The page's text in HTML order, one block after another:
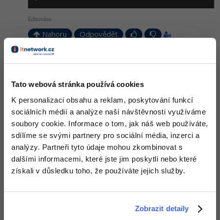
Tato webová stránka používá cookies
K personalizaci obsahu a reklam, poskytování funkcí
sociálních médií a analýze naší návštěvnosti využíváme
soubory cookie. Informace o tom, jak náš web používáte,
sdílíme se svými partnery pro sociální média, inzerci a
analýzy. Partneři tyto údaje mohou zkombinovat s
dalšími informacemi, které jste jim poskytli nebo které
získali v důsledku toho, že používáte jejich služby.
Zobrazit detaily
Editováno
Nahoru Odpovědět
Nebo takhle
public class Debt {
private int dluhCelkem;
private
splaceno =
;
private int splatka;
private int dluh;
private Scanner sc;
/**
     * @param args the command line arguments
     */
public
static void main(String[] args) {
        d.setDluhCelkem();